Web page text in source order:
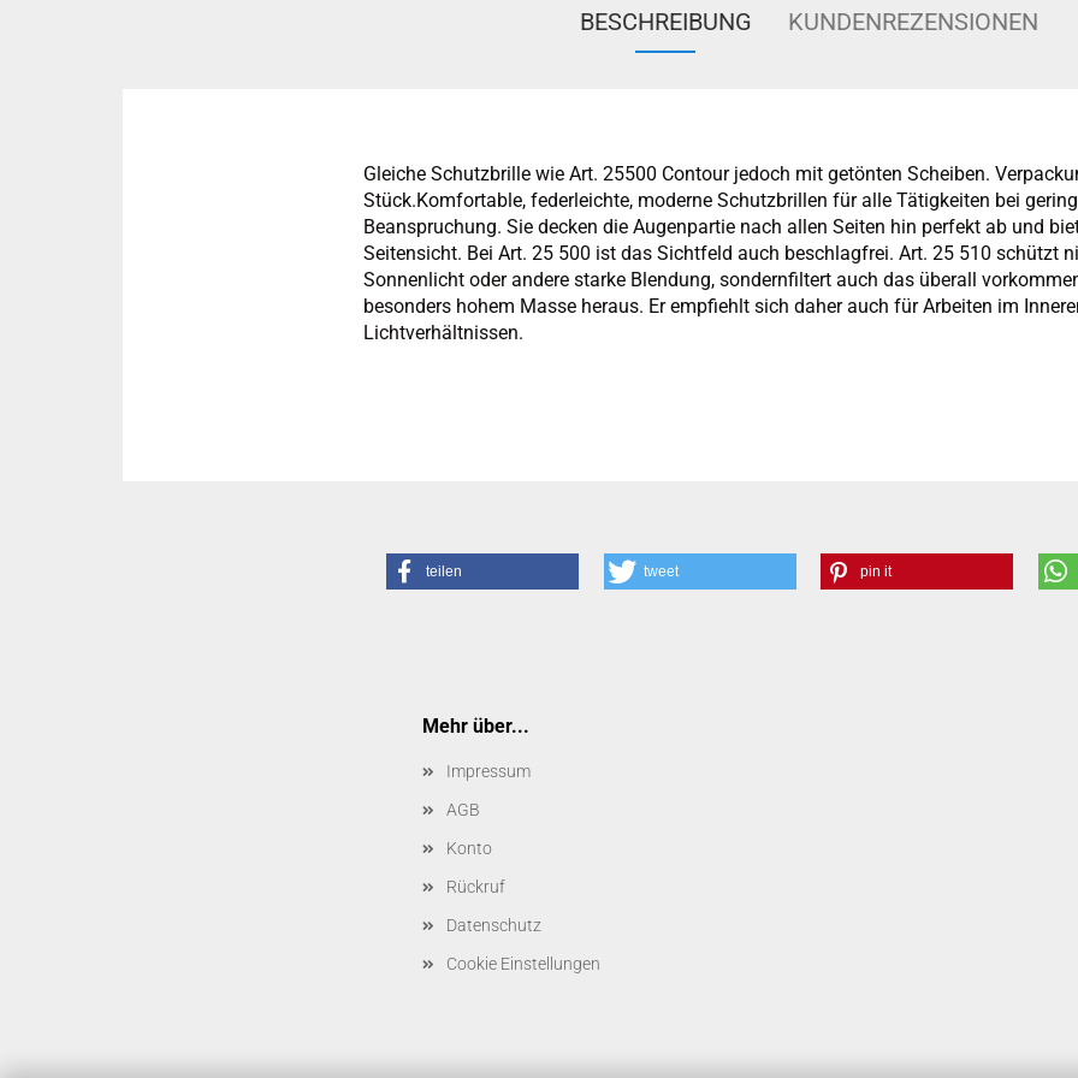
BESCHREIBUNG KUNDENREZENSIONEN
Gleiche Schutzbrille wie Art. 25500 Contour jedoch mit getönten Scheiben.
Stück.Komfortable, federleichte, moderne Schutzbrillen für alle Tätigkeiten bei
Beanspruchung. Sie decken die Augenpartie nach allen Seiten hin perfekt ab und
Seitensicht. Bei Art. 25 500 ist das Sichtfeld auch beschlagfrei. Art. 25 510 schützt
Sonnenlicht oder andere starke Blendung, sondernfiltert auch das überall
besonders hohem Masse heraus. Er empfiehlt sich daher auch für Arbeiten im
Lichtverhältnissen.
teilen tweet pin it
Mehr über...
Impressum
AGB
Konto
Rückruf
Datenschutz
Cookie Einstellungen